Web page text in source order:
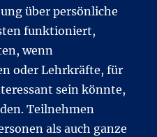
über persönliche
funktioniert,
wenn
oder Lehrkräfte, für
sein könnte,
Teilnehmen
als auch ganze